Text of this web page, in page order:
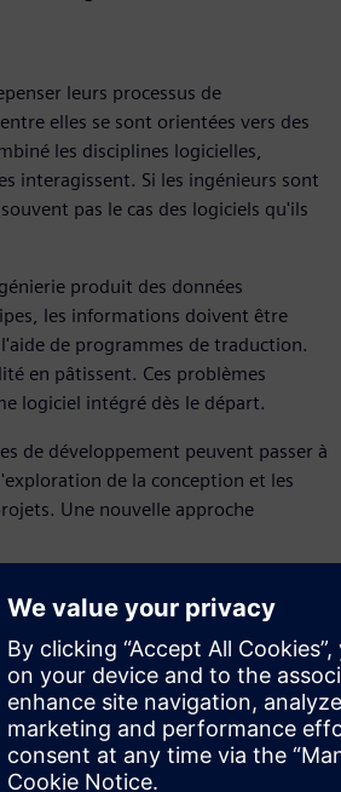
leurs processus de
elles se sont orientées vers des
les disciplines logicielles,
interagissent. Si les ingénieurs sont
pas le cas des logiciels qu'ils
produit des données
les informations doivent être
de programmes de traduction.
en pâtissent. Ces problèmes
logiciel intégré dès le départ.
de développement peuvent passer à
de la conception et les
Une nouvelle approche
produits agile
de développement. En optant
et la validation des
permet aux fabricants
dans les programmes en leur donnant
dans chaque sprint